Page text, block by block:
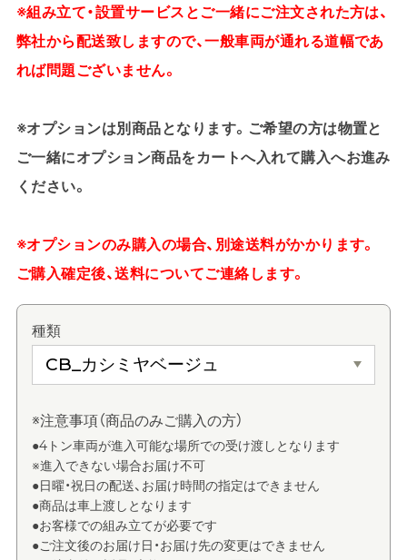
※組み立て・設置サービスとご一緒にご注文された方は、
弊社から配送致しますので、一般車両が通れる道幅であ
れば問題ございません。
※オプションは別商品となります。ご希望の方は物置と
ご一緒にオプション商品をカートへ入れて購入へお進み
ください。
※オプションのみ購入の場合、別途送料がかかります。
ご購入確定後、送料についてご連絡します。
種類
※注意事項（商品のみご購入の方）
●4トン車両が進入可能な場所での受け渡しとなります
※進入できない場合お届け不可
●日曜・祝日の配送、お届け時間の指定はできません
●商品は車上渡しとなります
●お客様での組み立てが必要です
●ご注文後のお届け日・お届け先の変更はできません